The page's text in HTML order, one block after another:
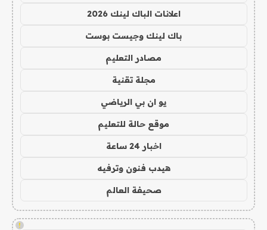
اعلانات الباك لينك 2026
باك لينك وجيست بوست
مصادر التعليم
مجلة تقنية
يو ان بي الرياضي
موقع حالة للتعليم
اخبار 24 ساعة
هيدب فنون وترفيه
صحيفة العالم
!